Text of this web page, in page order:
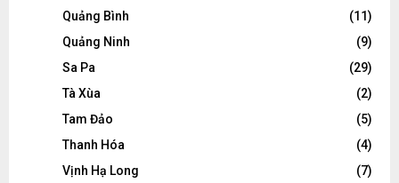
Quảng Bình
(11)
Quảng Ninh
(9)
Sa Pa
(29)
Tà Xùa
(2)
Tam Đảo
(5)
Thanh Hóa
(4)
Vịnh Hạ Long
(7)